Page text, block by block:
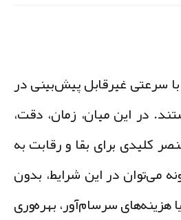
غیرقابل پیش‌بینی در
در این میان، زمان، دقت،
برای بقا و رقابت به
در این شرایط، بدون
سرسام‌آور، بهره‌وری